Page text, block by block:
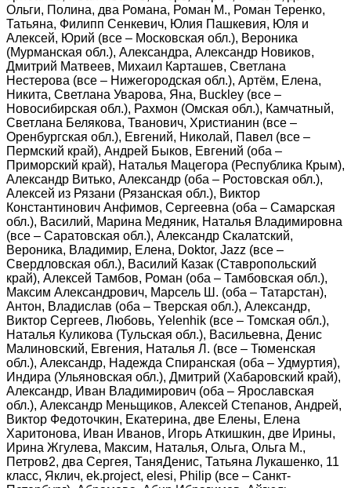
Ольги, Полина, два Романа, Роман М., Роман Теренко,
Татьяна, Филипп Сенкевич, Юлия Пашкевия, Юля и
Алексей, Юрий (все – Московская обл.), Вероника
(Мурманская обл.), Александра, Александр Новиков,
Дмитрий Матвеев, Михаил Карташев, Светлана
Нестерова (все – Нижегородская обл.), Артём, Елена,
Никита, Светлана Уварова, Яна, Buckley (все –
Новосибирская обл.), Рахмон (Омская обл.), Камчатный,
Светлана Белякова, Тванович, Христианин (все –
Оренбургская обл.), Евгений, Николай, Павел (все –
Пермский край), Андрей Быков, Евгений (оба –
Приморский край), Наталья Мацегора (Республика Крым),
Александр Витько, Александр (оба – Ростовская обл.),
Алексей из Рязани (Рязанская обл.), Виктор
Константинович Анфимов, Сергеевна (оба – Самарская
обл.), Василий, Марина Медяник, Наталья Владимировна
(все – Саратовская обл.), Александр Скалатский,
Вероника, Владимир, Елена, Doktor, Jazz (все –
Свердловская обл.), Василий Казак (Ставропольский
край), Алексей Тамбов, Роман (оба – Тамбовская обл.),
Максим Александрович, Марсель Ш. (оба – Татарстан),
Антон, Владислав (оба – Тверская обл.), Александр,
Виктор Сергеев, Любовь, Yelenhik (все – Томская обл.),
Наталья Куликова (Тульская обл.), Васильевна, Денис
Малиновский, Евгения, Наталья Л. (все – Тюменская
обл.), Александр, Надежда Спиранская (оба – Удмуртия),
Индира (Ульяновская обл.), Дмитрий (Хабаровский край),
Александр, Иван Владимирович (оба – Ярославская
обл.), Александр Меньщиков, Алексей Степанов, Андрей,
Виктор Федоточкин, Екатерина, две Елены, Елена
Харитонова, Иван Иванов, Игорь Аткишкин, две Ирины,
Ирина Жгулева, Максим, Наталья, Ольга, Ольга М.,
Петров2, два Сергея, ТаняДенис, Татьяна Лукашенко, 11
класс, Яклич, ek.project, elesi, Philip (все – Санкт-